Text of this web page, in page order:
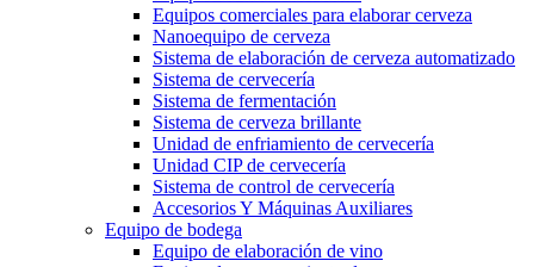
Equipos comerciales para elaborar cerveza
Nanoequipo de cerveza
Sistema de elaboración de cerveza automatizado
Sistema de cervecería
Sistema de fermentación
Sistema de cerveza brillante
Unidad de enfriamiento de cervecería
Unidad CIP de cervecería
Sistema de control de cervecería
Accesorios Y Máquinas Auxiliares
Equipo de bodega
Equipo de elaboración de vino